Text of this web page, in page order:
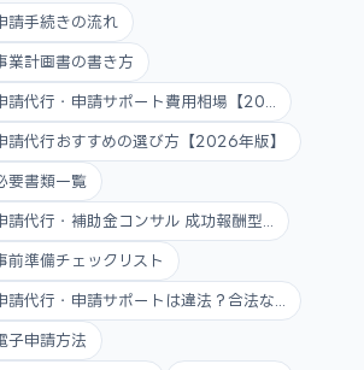
請手続きの流れ
業計画書の書き方
請代行・申請サポート費用相場【20...
請代行おすすめの選び方【2026年版】
要書類一覧
代行・補助金コンサル 成功報酬型...
前準備チェックリスト
代行・申請サポートは違法？合法な...
子申請方法